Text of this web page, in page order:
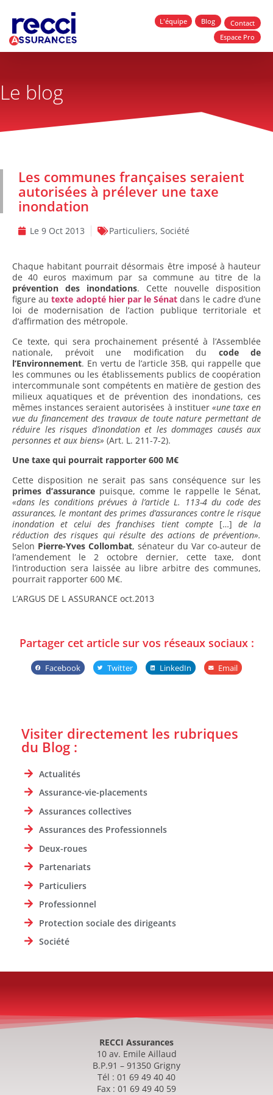
L'équipe Blog
Contact
Espace Pro
Le blog
Les communes françaises seraient
autorisées à prélever une taxe
inondation
Le 9 Oct 2013 Particuliers, Société
Chaque habitant pourrait désormais être imposé à hauteur
de 40 euros maximum par sa commune au titre de la
prévention des inondations. Cette nouvelle disposition
figure autexte adopté hier par le Sénat dans le cadre d’une
loi de modernisation de l’action publique territoriale et
d’affirmation des métropole.
Ce texte, qui sera prochainement présenté à l’Assemblée
nationale, prévoit une modification du code de
l’Environnement. En vertu de l’article 35B, qui rappelle que
les communes ou les établissements publics de coopération
intercommunale sont compétents en matière de gestion des
milieux aquatiques et de prévention des inondations, ces
mêmes instances seraient autorisées à instituer «une taxe en
vue du financement des travaux de toute nature permettant de
réduire les risques d’inondation et les dommages causés aux
personnes et aux biens» (Art. L. 211-7-2).
Une taxe qui pourrait rapporter 600 M€
Cette disposition ne serait pas sans conséquence sur les
primes d’assurance puisque, comme le rappelle le Sénat,
«dans les conditions prévues à l’article L. 113-4 du code des
assurances, le montant des primes d’assurances contre le risque
inondation et celui des franchises tient compte […] de la
réduction des risques qui résulte des actions de prévention».
Selon Pierre-Yves Collombat, sénateur du Var co-auteur de
l’amendement le 2 octobre dernier, cette taxe, dont
l’introduction sera laissée au libre arbitre des communes,
pourrait rapporter 600 M€.
L’ARGUS DE L ASSURANCE oct.2013
Partager cet article sur vos réseaux sociaux :
Facebook Twitter LinkedIn Email
Visiter directement les rubriques
du Blog :
Actualités
Assurance-vie-placements
Assurances collectives
Assurances des Professionnels
Deux-roues
Partenariats
Particuliers
Professionnel
Protection sociale des dirigeants
Société
RECCI Assurances
10 av. Emile Aillaud
B.P.91 – 91350 Grigny
Tél : 01 69 49 40 40
Fax : 01 69 49 40 59